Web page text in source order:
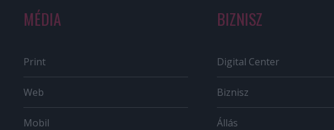
MÉDIA
Print
Web
Mobil
BIZNISZ
Digital Center
Biznisz
Állás